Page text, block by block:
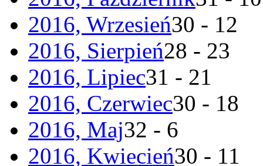
2016, Wrzesień30 - 12
2016, Sierpień28 - 23
2016, Lipiec31 - 21
2016, Czerwiec30 - 18
2016, Maj32 - 6
2016, Kwiecień30 - 11